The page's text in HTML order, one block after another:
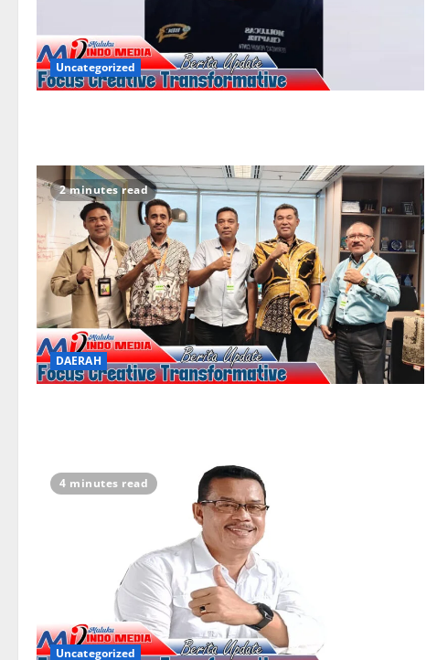
Uncategorized
2 minutes read
DAERAH
4 minutes read
Uncategorized